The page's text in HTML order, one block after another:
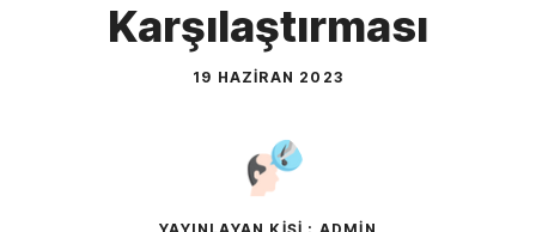
Karşılaştırması
19 HAZIRAN 2023